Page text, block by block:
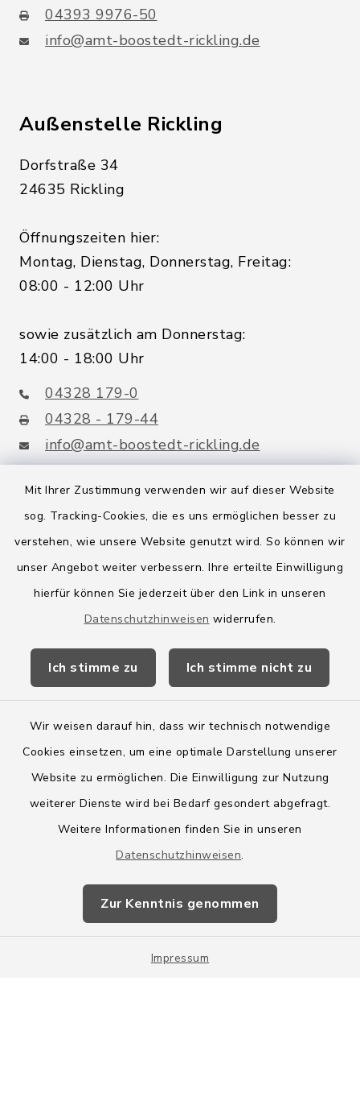
Mit Ihrer Zustimmung verwenden wir auf dieser Website
sog. Tracking-Cookies, die es uns ermöglichen besser zu
verstehen, wie unsere Website genutzt wird. So können wir
unser Angebot weiter verbessern. Ihre erteilte Einwilligung
hierfür können Sie jederzeit über den Link in unseren
Datenschutzhinweisen widerrufen.
Ich stimme zu Ich stimme nicht zu
Wir weisen darauf hin, dass wir technisch notwendige
Cookies einsetzen, um eine optimale Darstellung unserer
Website zu ermöglichen. Die Einwilligung zur Nutzung
weiterer Dienste wird bei Bedarf gesondert abgefragt.
Weitere Informationen finden Sie in unseren
Datenschutzhinweisen.
Zur Kenntnis genommen
Impressum
04393 9976-50
info@amt-boostedt-rickling.de
Außenstelle Rickling
Dorfstraße 34
24635 Rickling
Öffnungszeiten hier:
Montag, Dienstag, Donnerstag, Freitag:
08:00 - 12:00 Uhr
sowie zusätzlich am Donnerstag:
14:00 - 18:00 Uhr
04328 179-0
04328 - 179-44
info@amt-boostedt-rickling.de
Quicklinks
Amt Boostedt-Rickling
Amtsbroschüre
Wege-Zweckverband
Barrierefreiheit
Impressum
Sitemap